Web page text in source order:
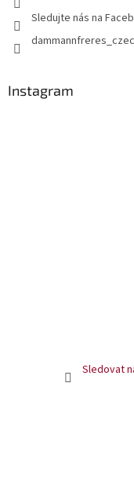
Sledujte nás na
Instagram
Sledovat